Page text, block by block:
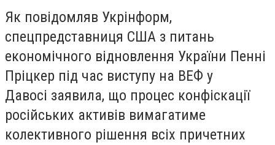
Як повідомляв Укрінформ,
спецпредставниця США з питань
економічного відновлення України Пенні
Пріцкер під час виступу на ВЕФ у
Давосі заявила, що процес конфіскації
російських активів вимагатиме
колективного рішення всіх причетних